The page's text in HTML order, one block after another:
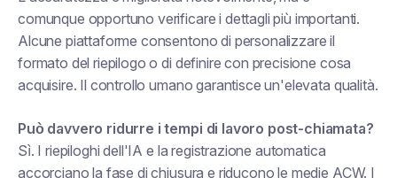
comunque opportuno verificare i dettagli più importanti.
Alcune piattaforme consentono di personalizzare il
formato del riepilogo o di definire con precisione cosa
acquisire. Il controllo umano garantisce un'elevata qualità.
Può davvero ridurre i tempi di lavoro post-chiamata?
Sì. I riepiloghi dell'IA e la registrazione automatica
accorciano la fase di chiusura e riducono le medie ACW. I